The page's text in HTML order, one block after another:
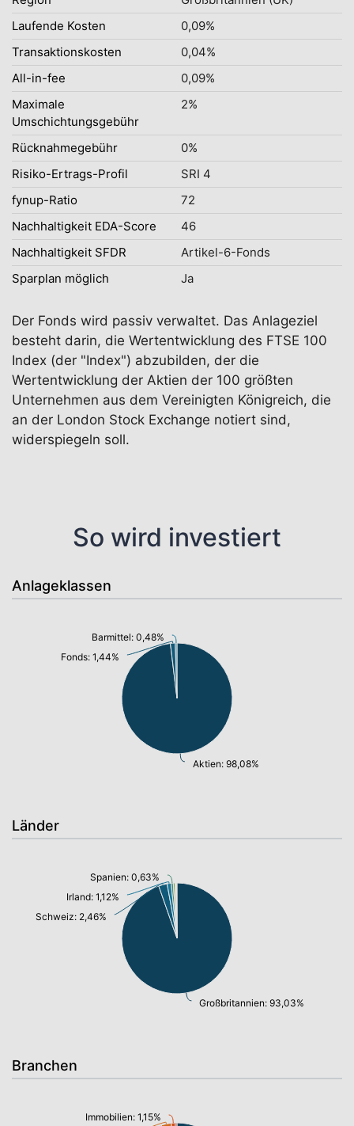
Laufende Kosten
0,09%
Transaktionskosten
0,04%
All-in-fee
0,09%
Maximale
Umschichtungsgebühr
2%
Rücknahmegebühr
0%
Risiko-Ertrags-Profil
SRI 4
fynup-Ratio
72
Nachhaltigkeit EDA-Score
46
Nachhaltigkeit SFDR
Artikel-6-Fonds
Sparplan möglich
Ja
Der Fonds wird passiv verwaltet. Das Anlageziel
besteht darin, die Wertentwicklung des FTSE 100
Index (der "Index") abzubilden, der die
Wertentwicklung der Aktien der 100 größten
Unternehmen aus dem Vereinigten Königreich, die
an der London Stock Exchange notiert sind,
widerspiegeln soll.
So wird investiert
Anlageklassen
Aktien: 98,08%
Fonds: 1,44%
Barmittel: 0,48%
Länder
Großbritannien: 93,03%
Schweiz: 2,46%
Irland: 1,12%
Spanien: 0,63%
Branchen
Immobilien: 1,15%